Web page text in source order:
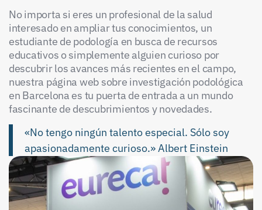
No importa si eres un profesional de la salud
interesado en ampliar tus conocimientos, un
estudiante de podología en busca de recursos
educativos o simplemente alguien curioso por
descubrir los avances más recientes en el campo,
nuestra página web sobre investigación podológica
en Barcelona es tu puerta de entrada a un mundo
fascinante de descubrimientos y novedades.
«No tengo ningún talento especial. Sólo soy
apasionadamente curioso.» Albert Einstein